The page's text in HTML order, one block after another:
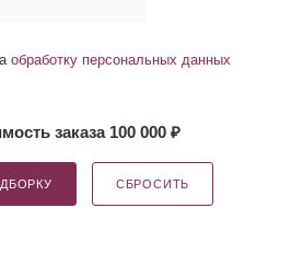
обработку персональных данных
заказа 100 000 ₽
СБРОСИТЬ